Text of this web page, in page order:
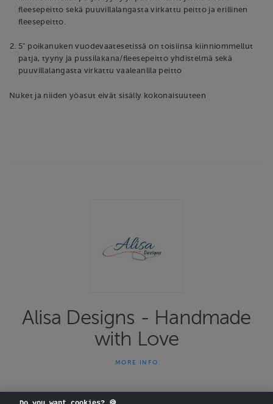
fleesepeitto sekä puuvillalangasta virkattu peitto ja erillinen
fleesepeitto.
5" poikanuken vuodevaatesetissä on toisiinsa kiinniommellut
patja, tyyny ja pussilakana/fleesepeitto yhdistelmä sekä
puuvillalangasta virkattu vaaleanlila peitto
Nuket ja niiden yöasut eivät sisälly kokonaisuuteen
Alisa Designs - Handmade
with Love
nukenvaatteita ja lisätarvikkeita muotinukeille, baby born -
MORE INFO